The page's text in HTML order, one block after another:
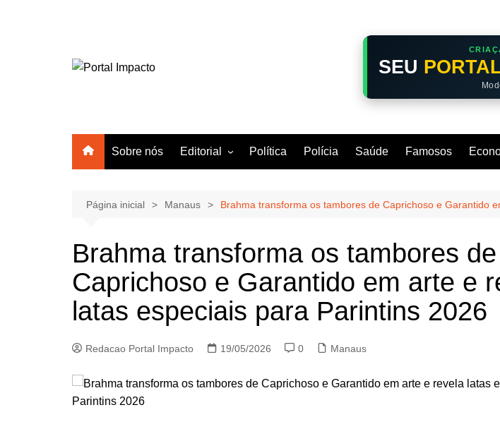
SEU
Sobre nós Editorial
Manaus
Mundo
Política Polícia Saúde Famosos
Página inicial Manaus Brahma transforma os tambores de Caprichoso e Garantido
Brahma transforma os tambores de
Caprichoso e Garantido em arte e
latas especiais para Parintins 2026
Redacao Portal Impacto 19/05/2026 0 Manaus